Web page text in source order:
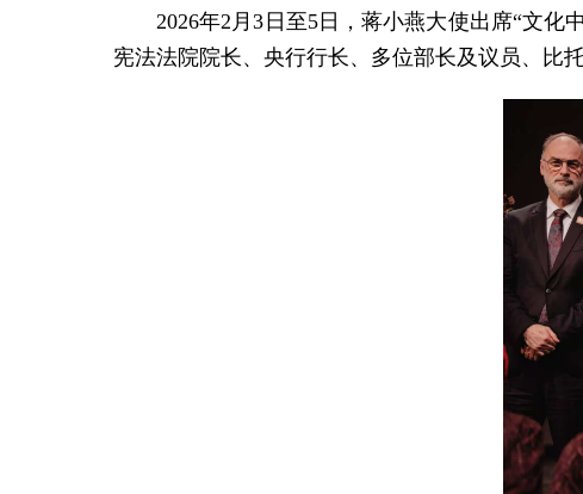
2026年2月3日至5日，蒋小燕大使出席“文化
宪法法院院长、央行行长、多位部长及议员、比